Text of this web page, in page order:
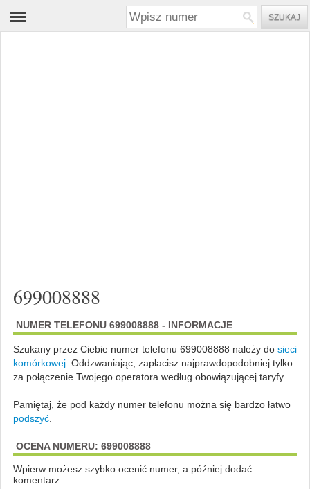
699008888
NUMER TELEFONU 699008888 - INFORMACJE
Szukany przez Ciebie numer telefonu 699008888 należy do sieci
komórkowej. Oddzwaniając, zapłacisz najprawdopodobniej tylko
za połączenie Twojego operatora według obowiązującej taryfy.
Pamiętaj, że pod każdy numer telefonu można się bardzo łatwo
podszyć.
OCENA NUMERU: 699008888
Wpierw możesz szybko ocenić numer, a później dodać
komentarz.